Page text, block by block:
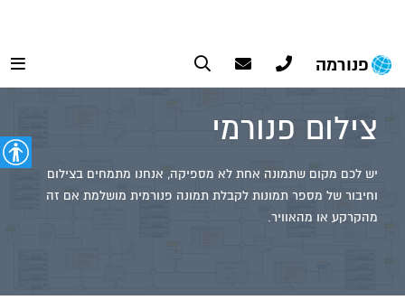
פנורמה
צילום פנורמי
יש לכם מקום שתמונה אחת לא מספיקה, אנחנו מתמחים בצילום
וחיבור של מספר תמונות לקבלת תמונה פנורמית מושלמת אם זה
מהקרקע או מהאוויר.